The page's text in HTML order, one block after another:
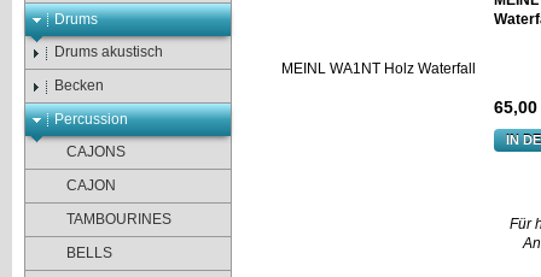
Drums
Drums akustisch
Becken
Percussion
CAJONS
CAJON
TAMBOURINES
BELLS
IN
Für